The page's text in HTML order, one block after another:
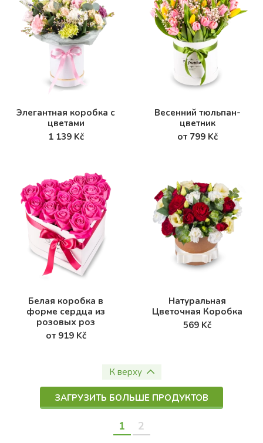
Элегантная коробка с
цветами
1 139 Kč
Весенний тюльпан-
цветник
от 799 Kč
Белая коробка в
форме сердца из
розовых роз
от 919 Kč
Натуральная
Цветочная Коробка
569 Kč
К верху
ЗАГРУЗИТЬ БОЛЬШЕ ПРОДУКТОВ
1 2